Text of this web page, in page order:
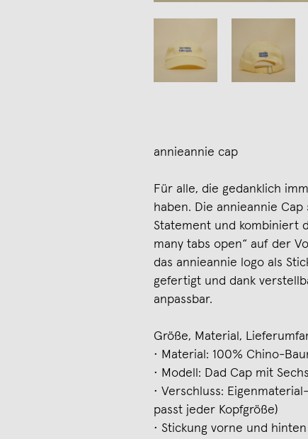
annieannie cap
Für alle, die gedanklich
haben. Die annieannie
Statement und kombiniert
many tabs open“ auf der
das annieannie logo als
gefertigt und dank
anpassbar.
Größe, Material,
• Material: 100% Chino-
• Modell: Dad Cap mit
• Verschluss:
passt jeder Kopfgröße)
• Stickung vorne und hinten